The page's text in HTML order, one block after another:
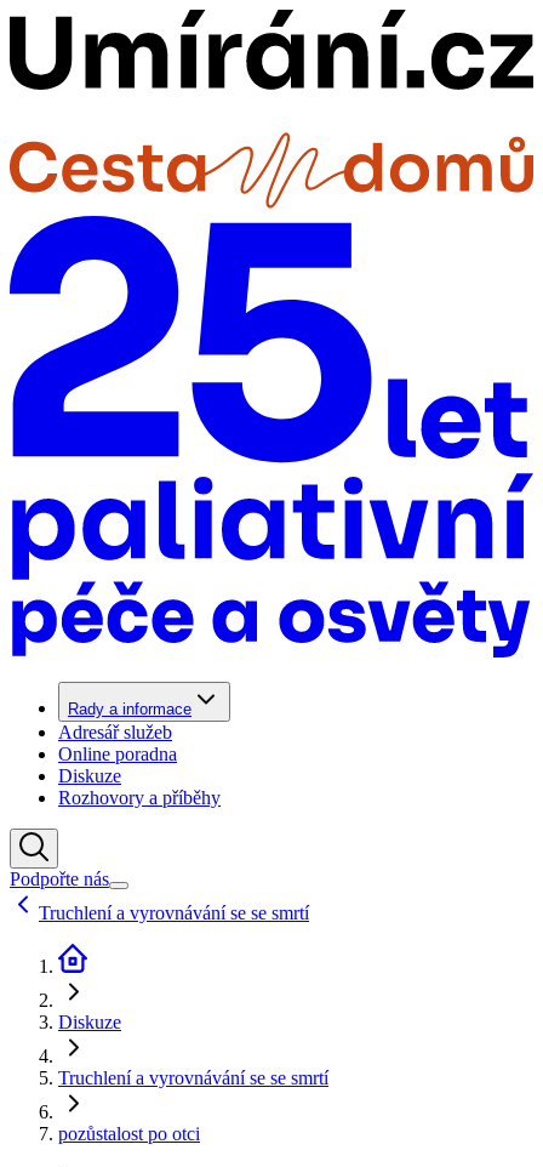
Rady a informace
Adresář služeb
Online poradna
Diskuze
Rozhovory a příběhy
Podpořte nás
Truchlení a vyrovnávání se se smrtí
Diskuze
Truchlení a vyrovnávání se se smrtí
pozůstalost po otci